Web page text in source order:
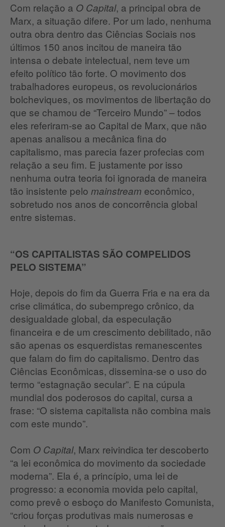
Com relação a O Capital, a principal obra de
Marx, a situação difere. Por um lado, nenhuma
outra obra dentro das Ciências Sociais nos
últimos 150 anos incitou de maneira tão
intensa o debate intelectual, nem teve um
efeito político tão forte. O movimento dos
trabalhadores europeus, os revolucionários
bolcheviques, os movimentos de libertação do
que se chamou de “Terceiro Mundo” – todos
eles referiram-se ao Capital de Marx, que não
apenas analisou a mecânica fina do
capitalismo, mas parecia fazer profecias com
relação a seu fim. E justamente por isso
nenhuma outra teoria foi ignorada de maneira
tão insistente pelo mainstream econômico,
sobretudo nos anos de concorrência global
entre sistemas.
“OS CAPITALISTAS SÃO COMPELIDOS
PELO SISTEMA”
Hoje, depois do fim da Guerra Fria e na era da
crise climática, do subemprego crônico, da
desigualdade global, da especulação
financeira e de um crescimento debilitado, não
são apenas os esquerdistas remanescentes
que falam do fim do capitalismo. Dentro das
Ciências Econômicas, dissemina-se o uso do
termo “estagnação secular”. E na cúpula
mundial dos poderosos do capital, cursa a
frase: “O sistema capitalista não combina mais
com este mundo”.
Com O Capital, Marx reivindica ter descoberto
“a lei econômica do movimento da sociedade
moderna”. Ela é, a princípio, uma lei de
progresso: a economia movida pelo capital,
como prevê o esboço do Manifesto Comunista,
“criou forças produtivas mais numerosas e